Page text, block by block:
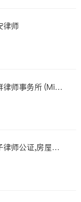
律师
律师事务所 (Missi
律师公证,房屋生